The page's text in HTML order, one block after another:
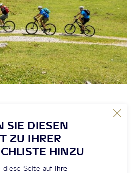
SIE DIESEN
ZU IHRER
HINZU
diese Seite auf Ihre